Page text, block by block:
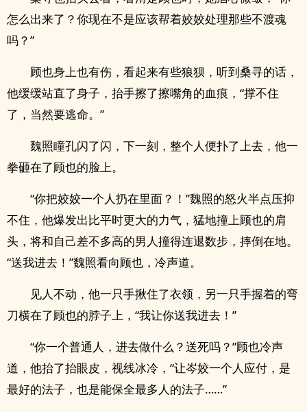
怎么出来了？你现在不是应该帮着姣姣处理那些不渡魂
吗？”
顾也身上也有伤，看起来有些狼狈，听到桑寻的话，
他缓缓站直了身子，抬手擦了擦嘴角的血痕，“撑不住
了，当然要逃命。”
魏照瞳孔闪了闪，下一刻，整个人便扑了上去，他一
拳砸在了顾也的脸上。
“你把姣姣一个人扔在里面？！”魏照的怒火半点压抑
不住，他爆发出比平时更大的力气，猛地撞上顾也的肩
头，将和自己差不多高的男人撞得连退数步，摔倒在地。
“送我进去！”魏照看向顾也，冷声道。
见人不动，他一只手揪住了衣领，另一只手握着的弯
刀横在了顾也的脖子上，“我让你送我进去！”
“你一个普通人，进去做什么？送死吗？”顾也冷声
道，他抬了抬眼皮，视线冰冷，“让岑姣一个人应付，是
最好的法子，也是能保全最多人的法子……”